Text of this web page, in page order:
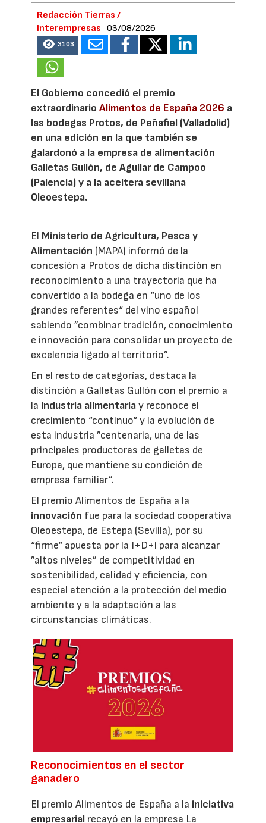
Redacción Tierras /
Interempresas
03/08/2026
3103
El Gobierno concedió el premio
extraordinarioAlimentos de España 2026 a
las bodegas Protos, de Peñafiel (Valladolid)
en una edición en la que también se
galardonó a la empresa de alimentación
Galletas Gullón, de Aguilar de Campoo
(Palencia) y a la aceitera sevillana
Oleoestepa.
El Ministerio de Agricultura, Pesca y
Alimentación (MAPA) informó de la
concesión a Protos de dicha distinción en
reconocimiento a una trayectoria que ha
convertido a la bodega en “uno de los
grandes referentes“ del vino español
sabiendo ”combinar tradición, conocimiento
e innovación para consolidar un proyecto de
excelencia ligado al territorio”.
En el resto de categorías, destaca la
distinción a Galletas Gullón con el premio a
la industria alimentariay reconoce el
crecimiento “continuo“ y la evolución de
esta industria ”centenaria, una de las
principales productoras de galletas de
Europa, que mantiene su condición de
empresa familiar”.
El premio Alimentos de España a la
innovación fue para la sociedad cooperativa
Oleoestepa, de Estepa (Sevilla), por su
“firme“ apuesta por la I+D+i para alcanzar
”altos niveles” de competitividad en
sostenibilidad, calidad y eficiencia, con
especial atención a la protección del medio
ambiente y a la adaptación a las
circunstancias climáticas.
Reconocimientos en el sector
ganadero
El premio Alimentos de España a la iniciativa
empresarial recayó en la empresa La